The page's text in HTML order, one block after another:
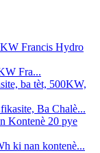
Fra...
Ba Chalè...
ki nan kontenè...